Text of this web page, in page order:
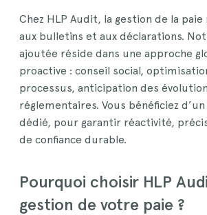
Chez HLP Audit, la gestion de la
aux bulletins et aux déclarations.
ajoutée réside dans une approche
proactive : conseil social,
processus, anticipation des
réglementaires. Vous bénéficiez
dédié, pour garantir réactivité,
de confiance durable.
Pourquoi choisir HLP
gestion de votre paie ?